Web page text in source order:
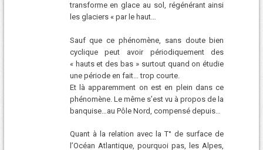
transforme en glace au sol, régénérant ainsi
les glaciers « par le haut…
Sauf que ce phénomène, sans doute bien
cyclique peut avoir périodiquement des
« hauts et des bas » surtout quand on étudie
une période en fait… trop courte.
Et là apparemment on est en plein dans ce
phénomène. Le même s’est vu à propos de la
banquise…au Pôle Nord, compensé depuis…
Quant à la relation avec la T° de surface de
l’Océan Atlantique, pourquoi pas, les Alpes,